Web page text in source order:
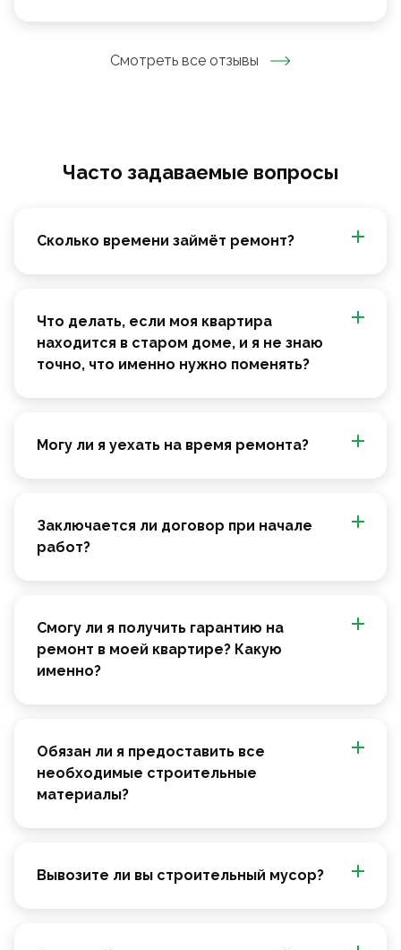
Смотреть все отзывы
Часто задаваемые вопросы
Сколько времени займёт ремонт?
Что делать, если моя квартира
находится в старом доме, и я не знаю
точно, что именно нужно поменять?
Могу ли я уехать на время ремонта?
Заключается ли договор при начале
работ?
Смогу ли я получить гарантию на
ремонт в моей квартире? Какую
именно?
Обязан ли я предоставить все
необходимые строительные
материалы?
Вывозите ли вы строительный мусор?